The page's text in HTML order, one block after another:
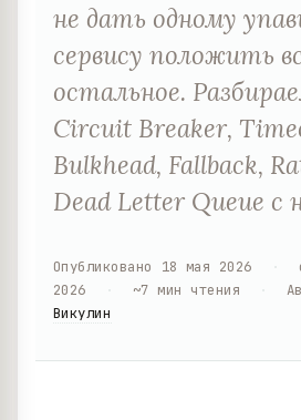
не дать одному
сервису положить
остальное.
Circuit Breaker,
Bulkhead, Fallback,
Dead Letter Queue с
Опубликовано 18 мая 2026
2026
~7 мин чтения
Викулин